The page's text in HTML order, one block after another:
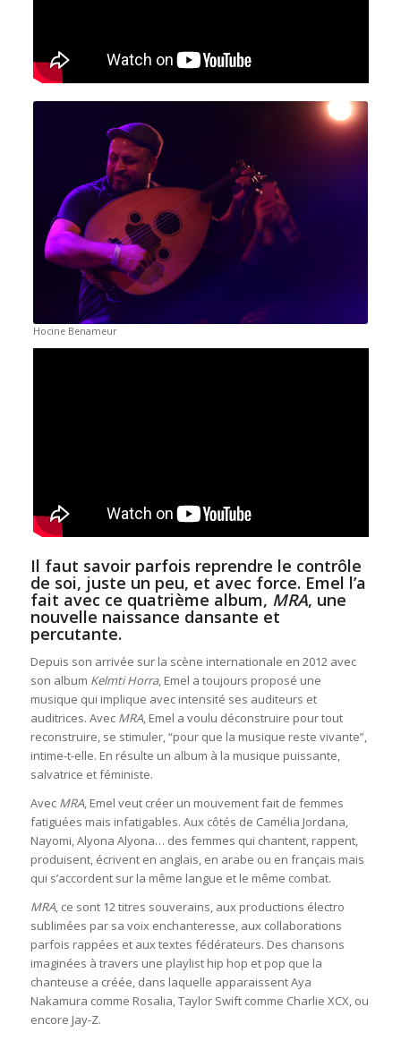
Hocine Benameur
Il faut savoir parfois reprendre le contrôle
de soi, juste un peu, et avec force. Emel l’a
fait avec ce quatrième album, MRA, une
nouvelle naissance dansante et
percutante.
Depuis son arrivée sur la scène internationale en 2012 avec
son album Kelmti Horra, Emel a toujours proposé une
musique qui implique avec intensité ses auditeurs et
auditrices. Avec MRA, Emel a voulu déconstruire pour tout
reconstruire, se stimuler, “pour que la musique reste vivante”,
intime-t-elle. En résulte un album à la musique puissante,
salvatrice et féministe.
Avec MRA, Emel veut créer un mouvement fait de femmes
fatiguées mais infatigables. Aux côtés de Camélia Jordana,
Nayomi, Alyona Alyona… des femmes qui chantent, rappent,
produisent, écrivent en anglais, en arabe ou en français mais
qui s’accordent sur la même langue et le même combat.
MRA, ce sont 12 titres souverains, aux productions électro
sublimées par sa voix enchanteresse, aux collaborations
parfois rappées et aux textes fédérateurs. Des chansons
imaginées à travers une playlist hip hop et pop que la
chanteuse a créée, dans laquelle apparaissent Aya
Nakamura comme Rosalia, Taylor Swift comme Charlie XCX, ou
encore Jay-Z.